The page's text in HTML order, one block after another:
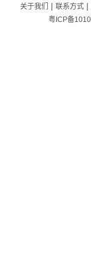
关于我们 | 联系方式|
粤ICP备